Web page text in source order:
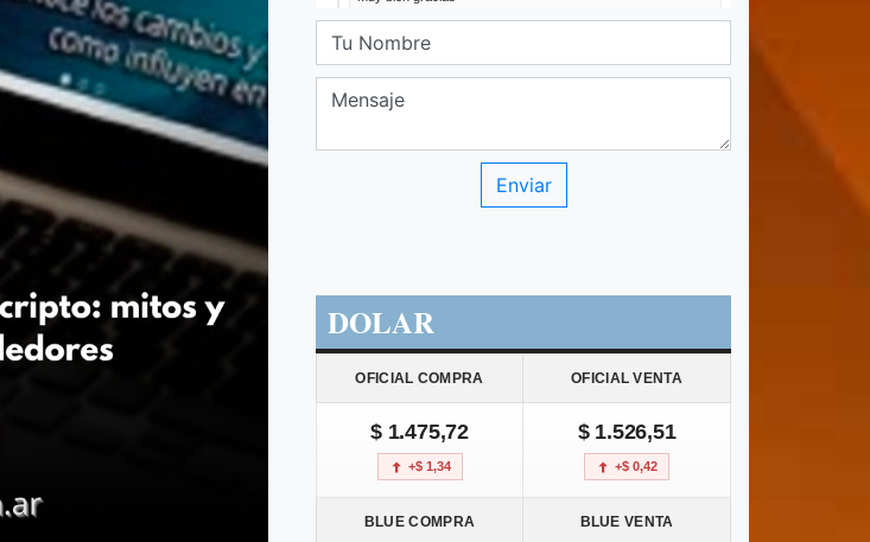
DOLAR
OFICIAL COMPRA OFICIAL VENTA
$ 1.475,72
+$ 1,34
$ 1.526,51
+$ 0,42
BLUE COMPRA BLUE VENTA